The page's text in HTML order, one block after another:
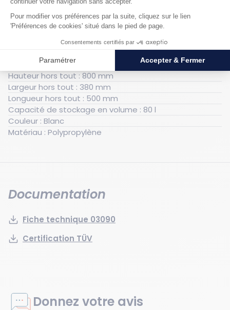
Caractéristiques techniques
Poids : 4.5 kg
Hauteur hors tout : 800 mm
Largeur hors tout : 380 mm
Longueur hors tout : 500 mm
Capacité de stockage en volume : 80 l
Couleur : Blanc
Matériau : Polypropylène
Documentation
Fiche technique 03090
Certification TÜV
Donnez votre avis